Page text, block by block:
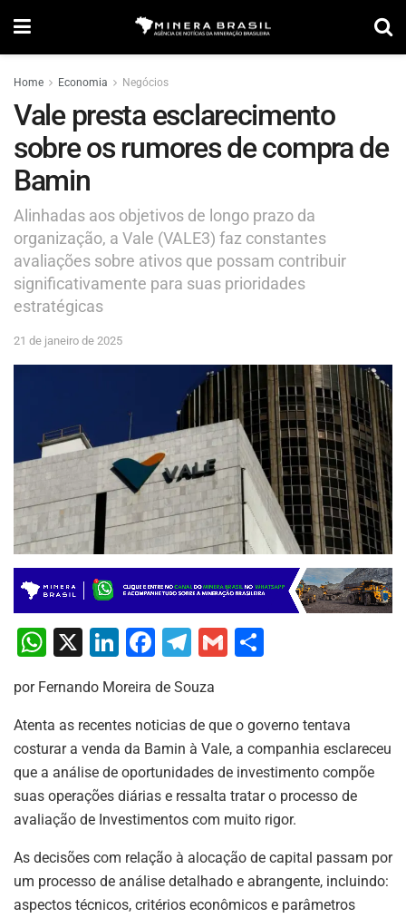
Home Economia Negócios
Vale presta esclarecimento
sobre os rumores de compra de
Bamin
Alinhadas aos objetivos de longo prazo da
organização, a Vale (VALE3) faz constantes
avaliações sobre ativos que possam contribuir
significativamente para suas prioridades
estratégicas
21 de janeiro de 2025
W
at
s
A
p
p
X
Li
k
e
dI
n
F
c
e
b
o
o
k
T
e
gr
a
m
G
l
e
por Fernando Moreira de Souza
Atenta as recentes noticias de que o governo tentava
costurar a venda da Bamin à Vale, a companhia esclareceu
que a análise de oportunidades de investimento compõe
suas operações diárias e ressalta tratar o processo de
avaliação de Investimentos com muito rigor.
As decisões com relação à alocação de capital passam por
um processo de análise detalhado e abrangente, incluindo:
aspectos técnicos, critérios econômicos e parâmetros